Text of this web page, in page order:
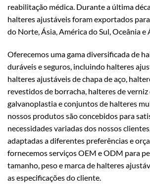
reabilitação médica. Durante a última
halteres ajustáveis foram exportados
do Norte, Ásia, América do Sul, Oceânia e
Oferecemos uma gama diversificada de
duráveis e seguros, incluindo halteres
halteres ajustáveis de chapa de aço,
revestidos de borracha, halteres de verniz
galvanoplastia e conjuntos de halteres
nossos produtos são concebidos para
necessidades variadas dos nossos
adaptadas a diferentes preferências e
fornecemos serviços OEM e ODM para
tamanho, peso e marca de halteres
as especificações do cliente.